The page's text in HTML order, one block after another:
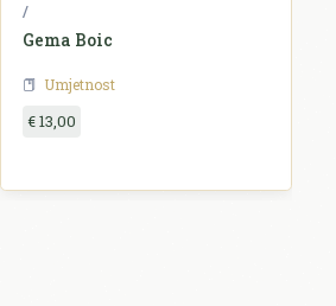
/
Gema Boic
Umjetnost
€ 13,00